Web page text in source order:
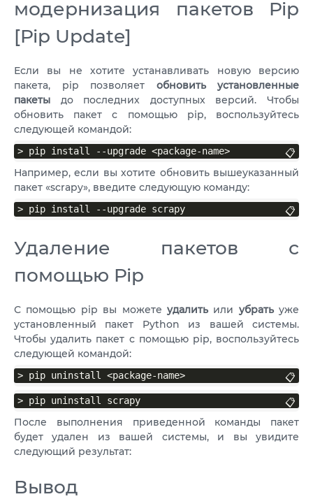
модернизация пакетов Pip
[Pip Update]
Если вы не хотите устанавливать новую версию
пакета, pip позволяет обновить установленные
пакеты до последних доступных версий. Чтобы
обновить пакет с помощью pip, воспользуйтесь
следующей командой:
> pip install --upgrade <package-name> 📋
Например, если вы хотите обновить вышеуказанный
пакет «scrapy», введите следующую команду:
> pip install --upgrade scrapy 📋
Удаление пакетов с
помощью Pip
С помощью pip вы можете удалитьили убратьуже
установленный пакет Python из вашей системы.
Чтобы удалить пакет с помощью pip, воспользуйтесь
следующей командой:
> pip uninstall <package-name> 📋
> pip uninstall scrapy 📋
После выполнения приведенной команды пакет
будет удален из вашей системы, и вы увидите
следующий результат:
Вывод